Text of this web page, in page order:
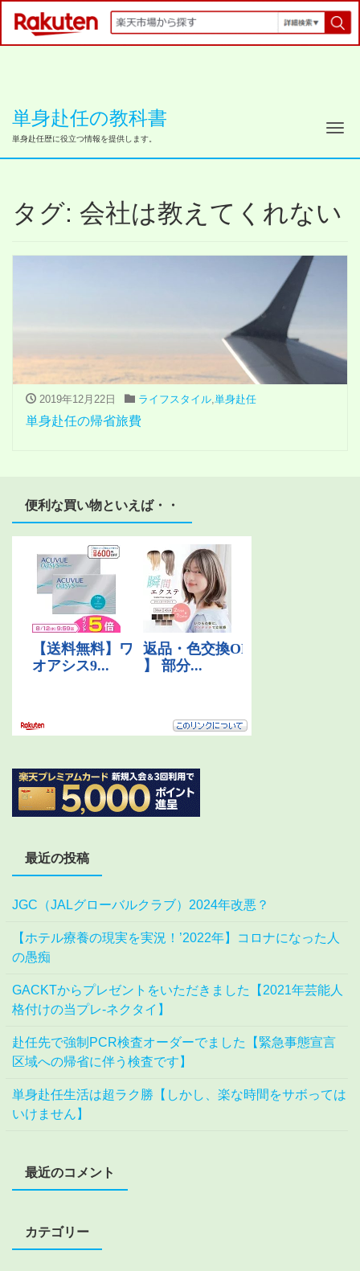
単身赴任の教科書
単身赴任歴に役立つ情報を提供します。 ナ
タグ: 会社は教えてくれない
2019年12月22日 ライフスタイル,単身赴任
単身赴任の帰省旅費
便利な買い物といえば・・
最近の投稿
JGC（JALグローバルクラブ）2024年改悪？
【ホテル療養の現実を実況！’2022年】コロナになった人
の愚痴
GACKTからプレゼントをいただきました【2021年芸能人
格付けの当プレ-ネクタイ】
赴任先で強制PCR検査オーダーでました【緊急事態宣言
区域への帰省に伴う検査です】
単身赴任生活は超ラク勝【しかし、楽な時間をサボっては
いけません】
最近のコメント
カテゴリー